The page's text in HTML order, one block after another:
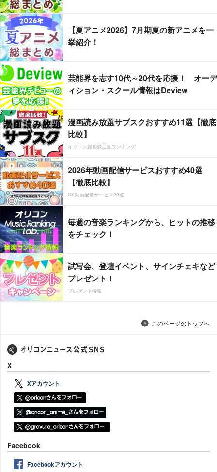
【夏アニメ2026】7月期夏の新アニメを一
挙紹介！
芸能界を志す10代～20代を応援！ オーデ
ィション・スクール情報はDeview
漫画読み放題サブスクおすすめ11選【徹底
比較】
オリコン顧客満足度ランキング
2026年動画配信サービスおすすめ40選
【徹底比較】
CS動画配信サービス20選
毎週の音楽ランキングから、ヒットの推移
をチェック！
試写会、登壇イベント、サインチェキなど
プレゼント！
プレゼント特集
このページのトップへ
X
Xアカウント
Facebook
Facebookアカウント